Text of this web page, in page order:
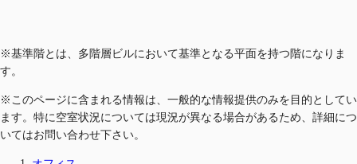
※基準階とは、多階層ビルにおいて基準となる平面を持つ階になりま
す。
※このページに含まれる情報は、一般的な情報提供のみを目的としてい
ます。特に空室状況については現況が異なる場合があるため、詳細につ
いてはお問い合わせ下さい。